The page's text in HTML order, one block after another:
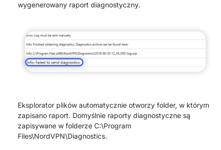
wygenerowany raport diagnostyczny.
Eksplorator plików automatycznie otworzy folder, w którym
zapisano raport. Domyślnie raporty diagnostyczne są
zapisywane w folderze C:\Program
Files\NordVPN\Diagnostics.